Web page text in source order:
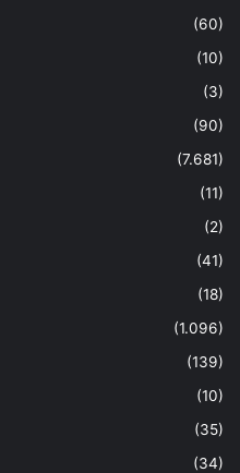
(60)
(10)
(3)
(90)
(7.681)
(11)
(2)
(41)
(18)
(1.096)
(139)
(10)
(35)
(34)